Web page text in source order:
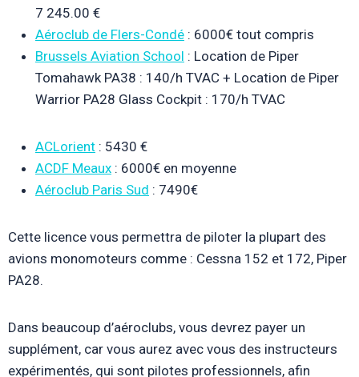
7 245.00 €
Aéroclub de Flers-Condé : 6000€ tout compris
Brussels Aviation School : Location de Piper
Tomahawk PA38 : 140/h TVAC + Location de Piper
Warrior PA28 Glass Cockpit : 170/h TVAC
ACLorient : 5430 €
ACDF Meaux : 6000€ en moyenne
Aéroclub Paris Sud : 7490€
Cette licence vous permettra de piloter la plupart des
avions monomoteurs comme : Cessna 152 et 172, Piper
PA28.
Dans beaucoup d’aéroclubs, vous devrez payer un
supplément, car vous aurez avec vous des instructeurs
expérimentés, qui sont pilotes professionnels, afin